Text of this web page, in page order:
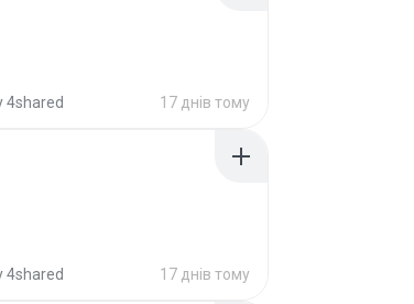
4shared 17 днів тому
4shared 17 днів тому